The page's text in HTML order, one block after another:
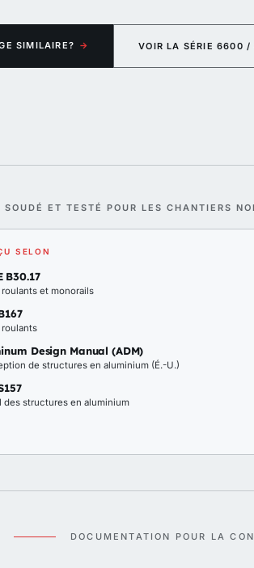
SIMILAIRE? → VOIR LA SÉRIE 6600
SOUDÉ ET TESTÉ POUR LES CHANTIERS
SELON
B30.17
roulants et monorails
roulants
Design Manual (ADM)
de structures en aluminium (É.-U.)
des structures en aluminium
DOCUMENTATION POUR LA